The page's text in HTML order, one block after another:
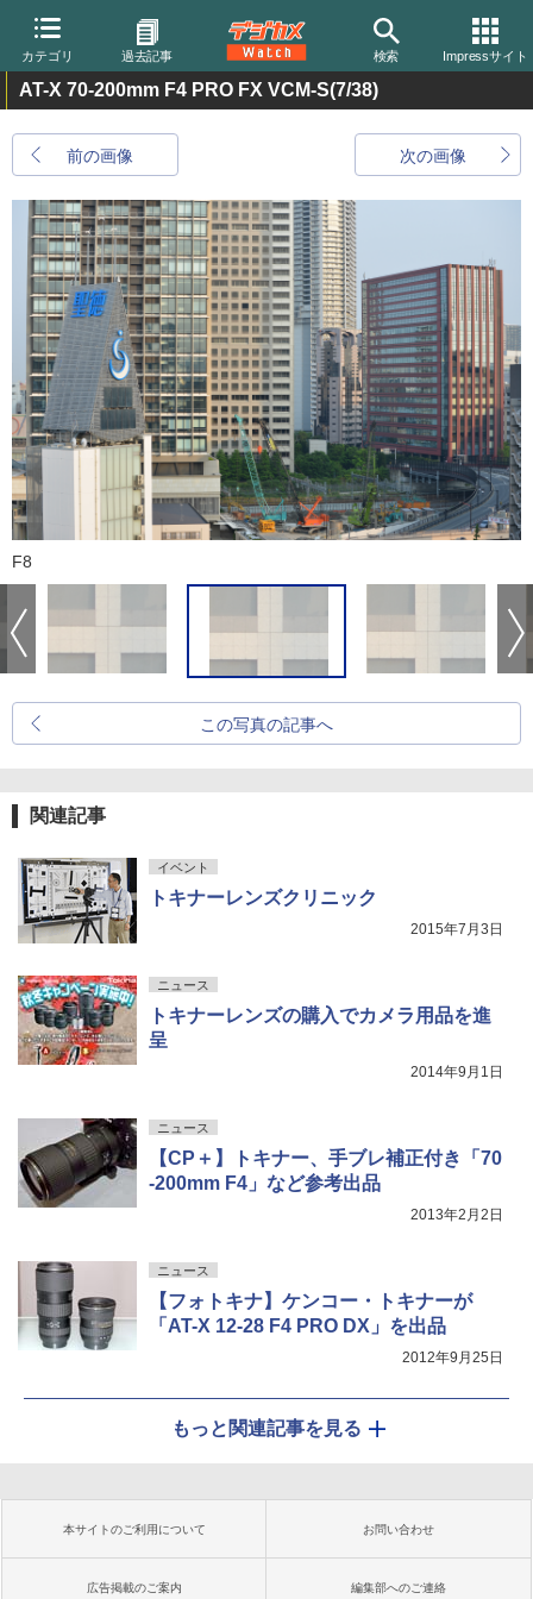
カテゴリ 過去記事 検索 Impressサイト
AT-X 70-200mm F4 PRO FX VCM-S(7/38)
前の画像 次の画像
F8
この写真の記事へ
関連記事
イベント
トキナーレンズクリニック
2015年7月3日
ニュース
トキナーレンズの購入でカメラ用品を進
呈
2014年9月1日
ニュース
【CP＋】トキナー、手ブレ補正付き「70
-200mm F4」など参考出品
2013年2月2日
ニュース
【フォトキナ】ケンコー・トキナーが
「AT-X 12-28 F4 PRO DX」を出品
2012年9月25日
もっと関連記事を見る
本サイトのご利用について お問い合わせ
広告掲載のご案内 編集部へのご連絡